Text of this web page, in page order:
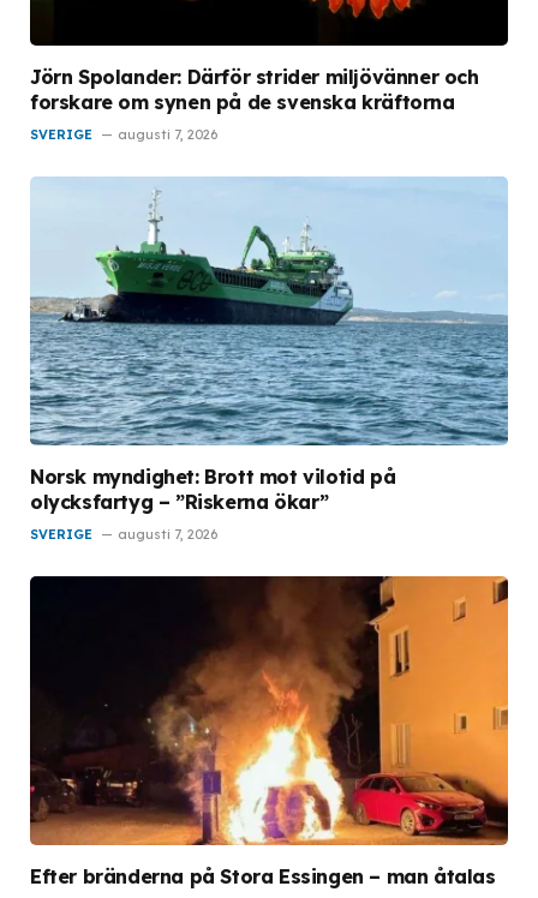
Jörn Spolander: Därför strider miljövänner och
forskare om synen på de svenska kräftorna
SVERIGE augusti 7, 2026
Norsk myndighet: Brott mot vilotid på
olycksfartyg – ”Riskerna ökar”
SVERIGE augusti 7, 2026
Efter bränderna på Stora Essingen – man åtalas